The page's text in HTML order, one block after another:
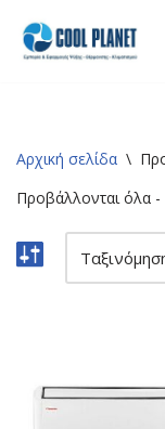
Μεταπηδήστε
Αρχική σελίδα \
Προβάλλονται όλα